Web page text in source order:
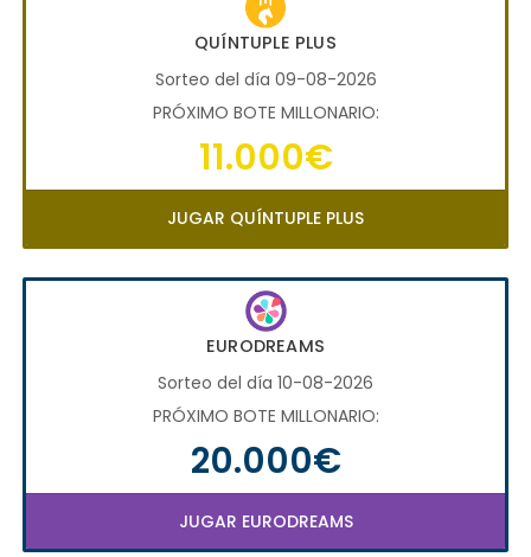
QUÍNTUPLE PLUS
Sorteo del día 09-08-2026
PRÓXIMO BOTE MILLONARIO:
11.000€
JUGAR QUÍNTUPLE PLUS
EURODREAMS
Sorteo del día 10-08-2026
PRÓXIMO BOTE MILLONARIO:
20.000€
JUGAR EURODREAMS